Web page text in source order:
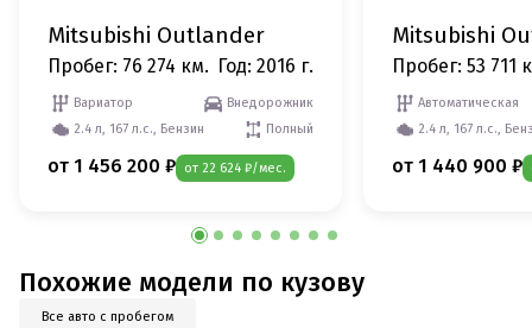
Mitsubishi Outlander
Пробег: 76 274 км. Год: 2016 г.
Вариатор
Внедорожник
2.4 л, 167 л.с., Бензин
Полный
от 1 456 200 ₽ от 22 624 ₽/мес.
Mitsubishi
Пробег: 53 711
Автоматическая
2.4 л, 167 л.с.,
от 1 440 900 ₽
Похожие модели по кузову
Все авто с пробегом